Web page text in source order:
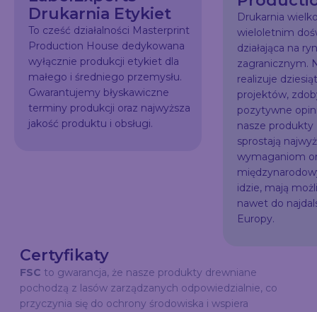
Drukarnia Etykiet
To cześć działalności Masterprint
Production House dedykowana
wyłącznie produkcji etykiet dla
małego i średniego przemysłu.
Gwarantujemy błyskawiczne
terminy produkcji oraz najwyższa
jakość produktu i obsługi.
Drukarnia
wieloletnim
działająca na
zagranicznym.
realizuje
projektów,
pozytywne
nasze
sprostają
wymaganiom
idzie, mają
nawet do
Europy.
Certyfikaty
FSC to gwarancja, że nasze produkty drewniane
pochodzą z lasów zarządzanych odpowiedzialnie, co
przyczynia się do ochrony środowiska i wspiera